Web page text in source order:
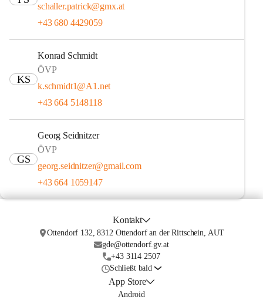
schaller.patrick@gmx.at
+43 680 4429059
KS
Konrad Schmidt
ÖVP
k.schmidt1@A1.net
+43 664 5148118
GS
Georg Seidnitzer
ÖVP
georg.seidnitzer@gmail.com
+43 664 1059147
Kontakt
Ottendorf 132, 8312 Ottendorf an der Rittschein, AUT
gde@ottendorf.gv.at
+43 3114 2507
Schließt bald
App Store
Android